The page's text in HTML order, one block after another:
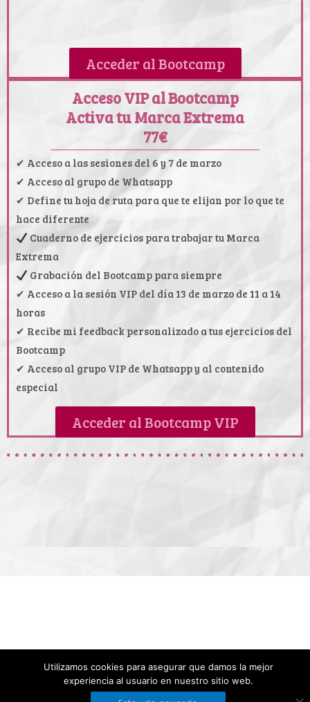
Acceder al Bootcamp
Acceso VIP al Bootcamp
Activa tu Marca Extrema
77€
✔ Acceso a las sesiones del 6 y 7 de marzo
✔ Acceso al grupo de Whatsapp
✔ Define tu hoja de ruta para que te elijan por lo que te
hace diferente
Cuaderno de ejercicios para trabajar tu Marca
Extrema
Grabación del Bootcamp para siempre
✔ Acceso a la sesión VIP del día 13 de marzo de 11 a 14
horas
✔ Recibe mi feedback personalizado a tus ejercicios del
Bootcamp
✔ Acceso al grupo VIP de Whatsapp y al contenido
especial
Acceder al Bootcamp VIP
Utilizamos cookies para asegurar que damos la mejor
experiencia al usuario en nuestro sitio web.